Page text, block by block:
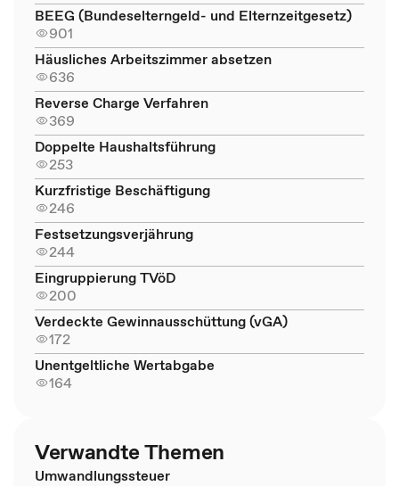
BEEG (Bundeselterngeld- und Elternzeitgesetz)
901
Häusliches Arbeitszimmer absetzen
636
Reverse Charge Verfahren
369
Doppelte Haushaltsführung
253
Kurzfristige Beschäftigung
246
Festsetzungsverjährung
244
Eingruppierung TVöD
200
Verdeckte Gewinnausschüttung (vGA)
172
Unentgeltliche Wertabgabe
164
Verwandte Themen
Umwandlungssteuer